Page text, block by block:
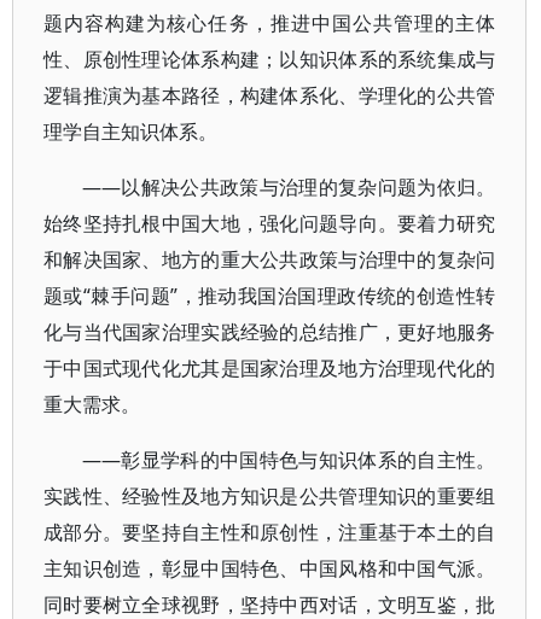
题内容构建为核心任务，推进中国公共管理的主体
性、原创性理论体系构建；以知识体系的系统集成与
逻辑推演为基本路径，构建体系化、学理化的公共管
理学自主知识体系。
——以解决公共政策与治理的复杂问题为依归。
始终坚持扎根中国大地，强化问题导向。要着力研究
和解决国家、地方的重大公共政策与治理中的复杂问
题或“棘手问题”，推动我国治国理政传统的创造性转
化与当代国家治理实践经验的总结推广，更好地服务
于中国式现代化尤其是国家治理及地方治理现代化的
重大需求。
——彰显学科的中国特色与知识体系的自主性。
实践性、经验性及地方知识是公共管理知识的重要组
成部分。要坚持自主性和原创性，注重基于本土的自
主知识创造，彰显中国特色、中国风格和中国气派。
同时要树立全球视野，坚持中西对话，文明互鉴，批